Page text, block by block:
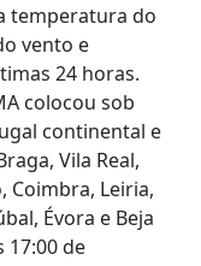
temperatura do
vento e
24 horas.
colocou sob
continental e
Vila Real,
Coimbra, Leiria,
Évora e Beja
17:00 de